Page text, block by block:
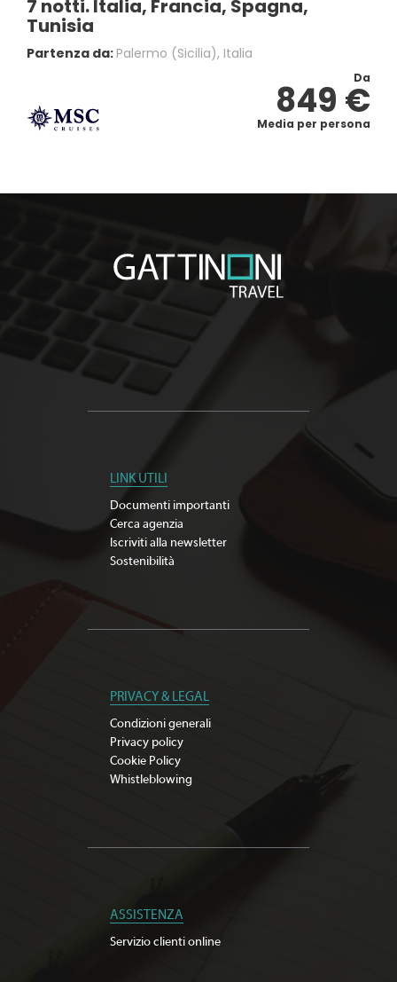
7 notti. Italia, Francia, Spagna,
Tunisia
Partenza da: Palermo (sicilia), Italia
Da
849 €
Media per persona
LINK UTILI
Documenti importanti
Cerca agenzia
Iscriviti alla newsletter
Sostenibilità
PRIVACY & LEGAL
Condizioni generali
Privacy policy
Cookie Policy
Whistleblowing
ASSISTENZA
Servizio clienti online